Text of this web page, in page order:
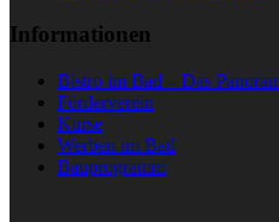
Informationen
Bistro im Bad – Das
Förderverein
Kurse
Werben im Bad
Bauprogramm